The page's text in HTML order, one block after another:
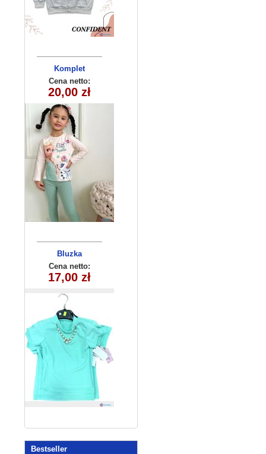
Komplet
dziewczęcy
(3-10) 5szt
Cena netto:
20,00 zł
Bluzka
dziecieca
(6-16）6szt
Cena netto:
17,00 zł
Bestseller